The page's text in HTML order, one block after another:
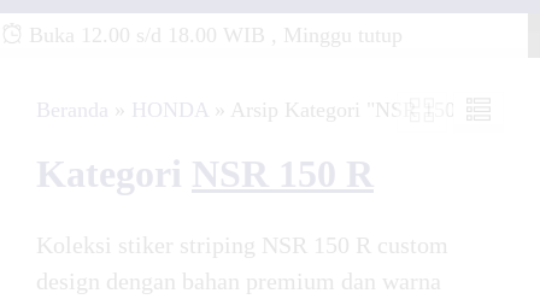
Buka 12.00 s/d 18.00 WIB , Minggu tutup
Beranda » HONDA » Arsip Kategori "NSR 150 R"
Kategori NSR 150 R
Koleksi stiker striping NSR 150 R custom
design dengan bahan premium dan warna